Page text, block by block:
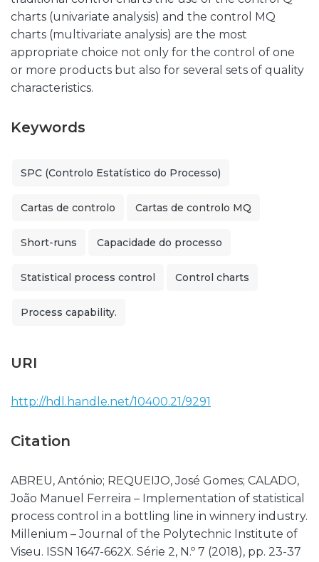
charts (univariate analysis) and the control MQ
charts (multivariate analysis) are the most
appropriate choice not only for the control of one
or more products but also for several sets of quality
characteristics.
Keywords
SPC (Controlo Estatístico do Processo)
Cartas de controlo Cartas de controlo MQ
Short-runs Capacidade do processo
Statistical process control Control charts
Process capability.
URI
http://hdl.handle.net/10400.21/9291
Citation
ABREU, António; REQUEIJO, José Gomes; CALADO,
João Manuel Ferreira – Implementation of statistical
process control in a bottling line in winnery industry.
Millenium – Journal of the Polytechnic Institute of
Viseu. ISSN 1647-662X. Série 2, N.º 7 (2018), pp. 23-37